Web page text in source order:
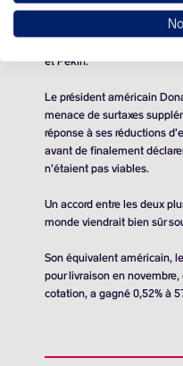
Les prix du pétrole ont
avoir beaucoup baissé ces
et Pékin.
Le président américain
menace de surtaxes
réponse à ses réductions
avant de finalement
n’étaient pas viables.
Un accord entre les deux
monde viendrait bien sûr
Son équivalent américain,
pour livraison en novembre,
cotation, a gagné 0,52% à